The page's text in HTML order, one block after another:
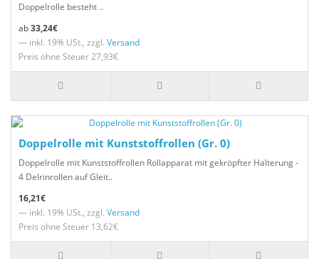
Doppelrolle besteht ..
33,24€
— inkl. 19% USt., zzgl. Versand
Preis ohne Steuer 27,93€
Doppelrolle mit Kunststoffrollen (Gr. 0)
Doppelrolle mit Kunststoffrollen Rollapparat mit gekröpfter Halterung -
4 Delrinrollen auf Gleit..
16,21€
— inkl. 19% USt., zzgl. Versand
Preis ohne Steuer 13,62€